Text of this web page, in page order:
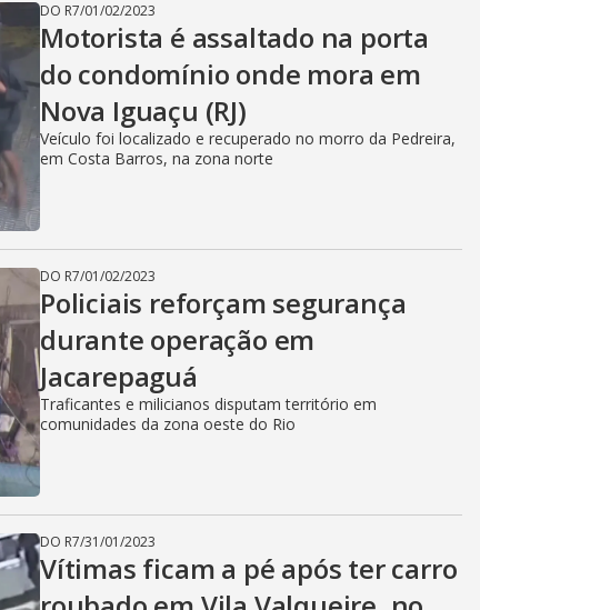
DO R7/01/02/2023
Motorista é assaltado na porta
do condomínio onde mora em
Nova Iguaçu (RJ)
Veículo foi localizado e recuperado no morro da Pedreira,
em Costa Barros, na zona norte
DO R7/01/02/2023
Policiais reforçam segurança
durante operação em
Jacarepaguá
Traficantes e milicianos disputam território em
comunidades da zona oeste do Rio
DO R7/31/01/2023
Vítimas ficam a pé após ter carro